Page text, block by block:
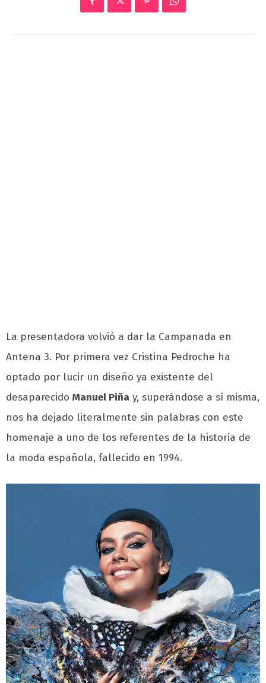
La presentadora volvió a dar la Campanada en
Antena 3. Por primera vez Cristina Pedroche ha
optado por lucir un diseño ya existente del
desaparecido Manuel Piña y, superándose a sí misma,
nos ha dejado literalmente sin palabras con este
homenaje a uno de los referentes de la historia de
la moda española, fallecido en 1994.